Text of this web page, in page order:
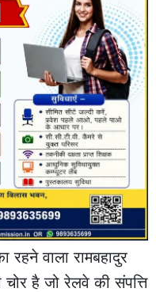
वाला रामबहादुर
है जो रेलवे की संपत्ति